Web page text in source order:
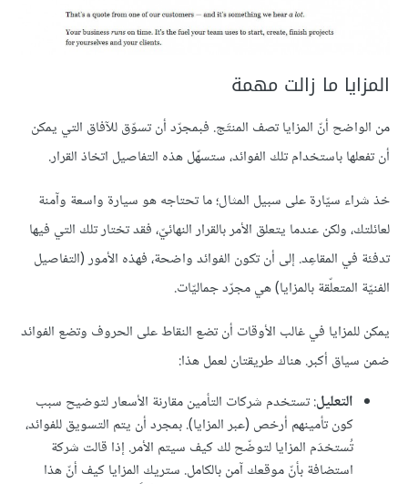
المزايا ما زالت مهمة
من الواضح أنّ المزايا تصف المنتَج. فبمجرّد أن تسوّق للآفاق التي يمكن
أن تفعلها باستخدام تلك الفوائد، ستسهّل هذه التفاصيل اتخاذ القرار.
خذ شراء سيّارة على سبيل المثال؛ ما تحتاجه هو سيارة واسعة وآمنة
لعائلتك، ولكن عندما يتعلق الأمر بالقرار النهائيّ، فقد تختار تلك التي فيها
تدفئة في المقاعِد. إلى أن تكون الفوائد واضحة، فهذه الأمور (التفاصيل
الفنيّة المتعلّقة بالمزايا) هي مجرّد جماليّات.
يمكن للمزايا في غالب الأوقات أن تضع النقاط على الحروف وتضع الفوائد
ضمن سياق أكبر. هناك طريقتان لعمل هذا:
التعليل: تستخدم شركات التأمين مقارنة الأسعار لتوضيح سبب
كون تأمينهم أرخص (عبر المزايا). بمجرد أن يتم التسويق للفوائد،
تُستخدَم المزايا لتوضّح لك كيف سيتم الأمر. إذا قالت شركة
استضافة بأنّ موقعك آمن بالكامل. ستريك المزايا كيف أنّ هذا